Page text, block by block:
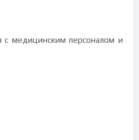
с медицинским персоналом и